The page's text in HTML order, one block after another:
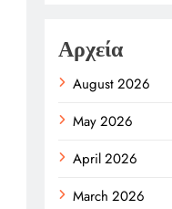
Αρχεία
August 2026
May 2026
April 2026
March 2026